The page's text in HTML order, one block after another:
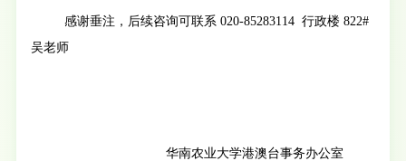
感谢垂注，后续咨询可联系 020-85283114 行政楼 822#
吴老师
华南农业大学港澳台事务办公室